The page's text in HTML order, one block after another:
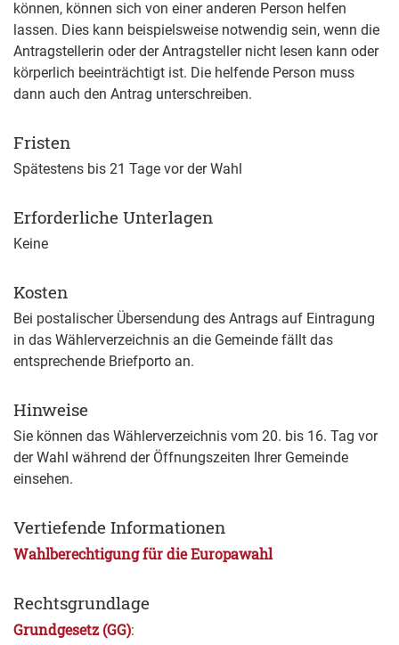
können, können sich von einer anderen Person helfen
lassen. Dies kann beispielsweise notwendig sein, wenn die
Antragstellerin oder der Antragsteller nicht lesen kann oder
körperlich beeinträchtigt ist. Die helfende Person muss
dann auch den Antrag unterschreiben.
Fristen
Spätestens bis 21 Tage vor der Wahl
Erforderliche Unterlagen
Keine
Kosten
Bei postalischer Übersendung des Antrags auf Eintragung
in das Wählerverzeichnis an die Gemeinde fällt das
entsprechende Briefporto an.
Hinweise
Sie können das Wählerverzeichnis vom 20. bis 16. Tag vor
der Wahl während der Öffnungszeiten Ihrer Gemeinde
einsehen.
Vertiefende Informationen
Wahlberechtigung für die Europawahl
Rechtsgrundlage
Grundgesetz (GG):